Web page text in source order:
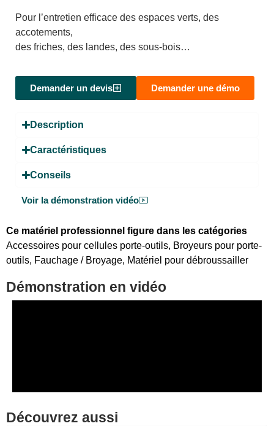
Pour l’entretien efficace des espaces verts, des
accotements,
des friches, des landes, des sous-bois…
Demander un devis Demander une démo
Description
Caractéristiques
Conseils
Voir la démonstration vidéo
Ce matériel professionnel figure dans les catégories
Accessoires pour cellules porte-outils, Broyeurs pour porte-
outils, Fauchage / Broyage, Matériel pour débroussailler
Démonstration en vidéo
Découvrez aussi